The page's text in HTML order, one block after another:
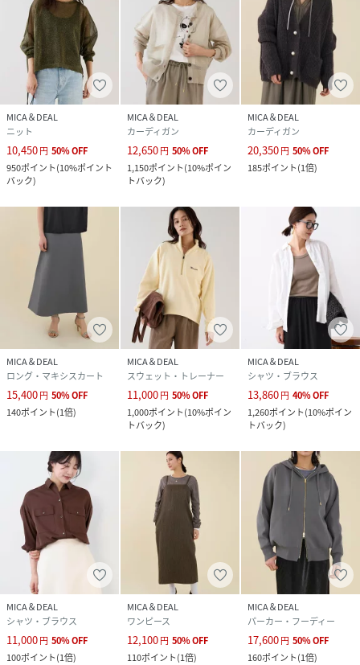
MICA＆DEAL
ニット
10,450円 50%OFF
950ポイント(10%ポイント
バック)
MICA＆DEAL
カーディガン
12,650円 50%OFF
1,150ポイント(10%ポイン
トバック)
MICA＆DEAL
カーディガン
20,350円 50%OFF
185ポイント(1倍)
MICA＆DEAL
ロング・マキシスカート
15,400円 50%OFF
140ポイント(1倍)
MICA＆DEAL
スウェット・トレーナー
11,000円 50%OFF
1,000ポイント(10%ポイン
トバック)
MICA＆DEAL
シャツ・ブラウス
13,860円 40%OFF
1,260ポイント(10%ポイン
トバック)
MICA＆DEAL
シャツ・ブラウス
11,000円 50%OFF
100ポイント(1倍)
MICA＆DEAL
ワンピース
12,100円 50%OFF
110ポイント(1倍)
MICA＆DEAL
パーカー・フーディー
17,600円 50%OFF
160ポイント(1倍)